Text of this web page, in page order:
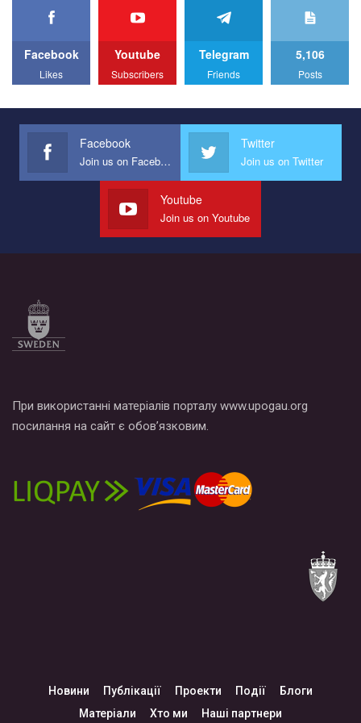
Facebook
Likes
Youtube
Subscribers
Telegram
Friends
5,106
Posts
Facebook
Join us on Facebook
Twitter
Join us on Twitter
Youtube
Join us on Youtube
При використанні матеріалів порталу www.upogau.org
посилання на сайт є обов’язковим.
Новини Публікації Проекти Події
Блоги
Матеріали
Хто ми Наші партнери